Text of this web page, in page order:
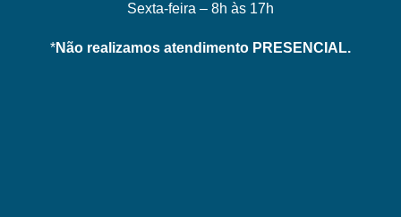
Sexta-feira – 8h às 17h
*Não realizamos atendimento PRESENCIAL.